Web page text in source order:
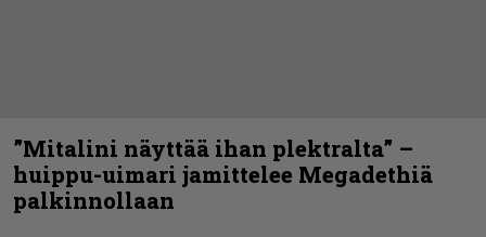
”Mitalini näyttää ihan plektralta” –
huippu-uimari jamittelee Megadethiä
palkinnollaan